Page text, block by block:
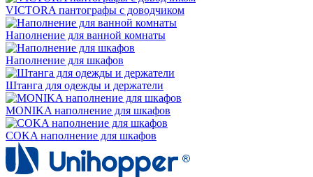
VICTORA пантографы с доводчиком
Наполнение для ванной комнаты
Наполнение для шкафов
Штанга для одежды и держатели
MONIKA наполнение для шкафов
COKA наполнение для шкафов